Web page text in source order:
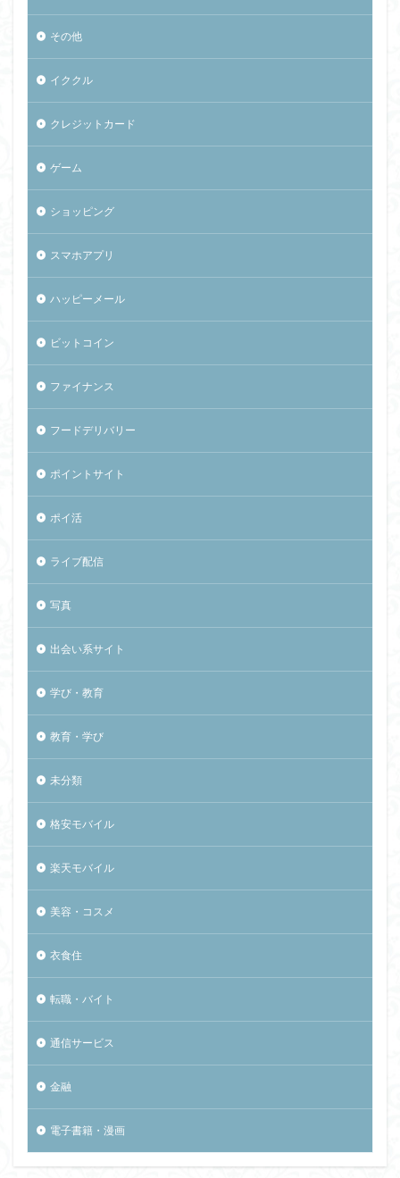
その他
イククル
クレジットカード
ゲーム
ショッピング
スマホアプリ
ハッピーメール
ビットコイン
ファイナンス
フードデリバリー
ポイントサイト
ポイ活
ライブ配信
写真
出会い系サイト
学び・教育
教育・学び
未分類
格安モバイル
楽天モバイル
美容・コスメ
衣食住
転職・バイト
通信サービス
金融
電子書籍・漫画